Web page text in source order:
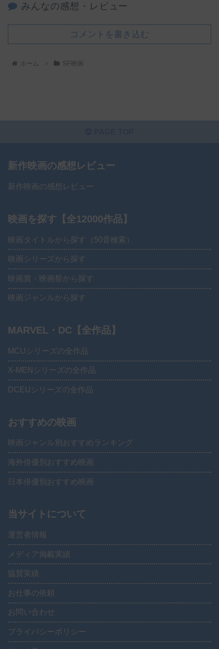
みんなの感想・レビュー
コメントを書き込む
ホーム SF映画
新作映画の感想レビュー
新作映画の感想レビュー
映画を探す【全12000作品】
映画タイトルから探す（50音検索）
映画シリーズから探す
映画賞・映画祭から探す
映画ジャンルから探す
MARVEL・DC【全作品】
MCUシリーズの全作品
X-MENシリーズの全作品
DCEUシリーズの全作品
おすすめの映画
映画ジャンル別おすすめランキング
海外俳優別おすすめ映画
日本俳優別おすすめ映画
当サイトについて
運営者情報
メディア掲載実績
協賛実績
お仕事の依頼
お問い合わせ
プライバシーポリシー